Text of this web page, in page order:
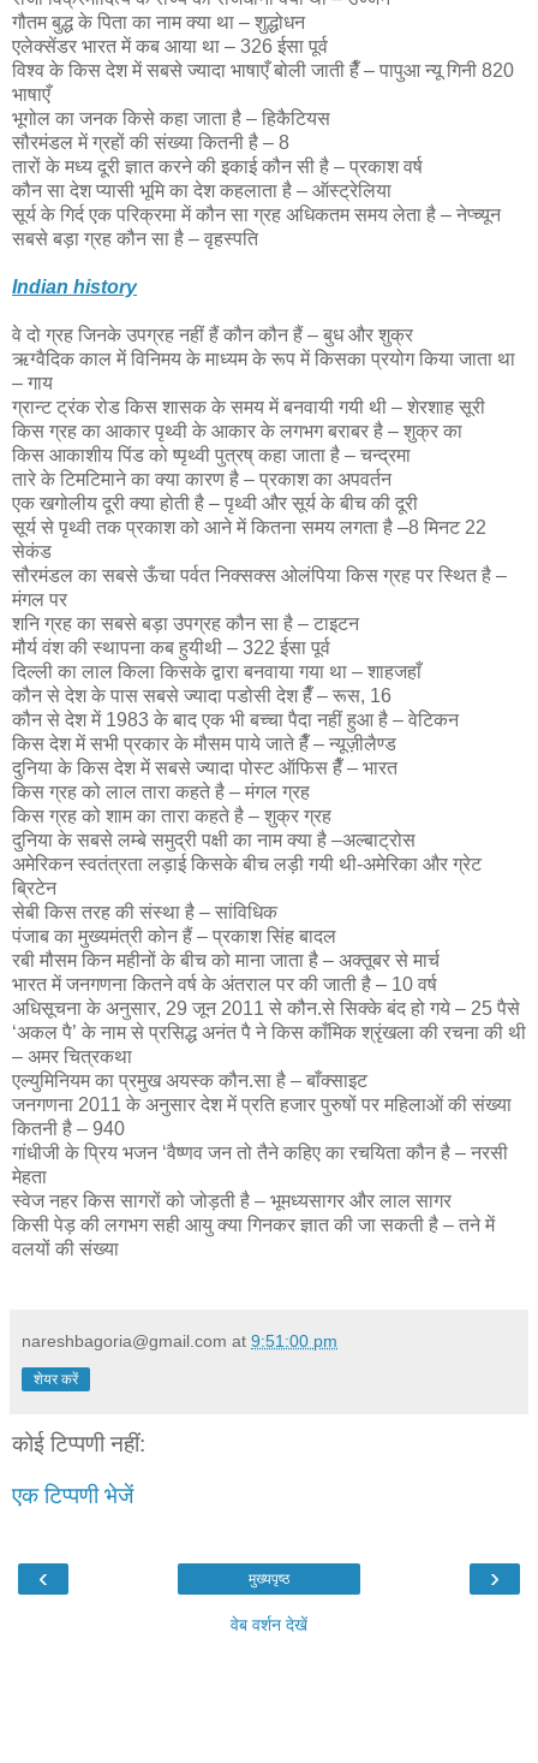
गौतम बुद्ध के पिता का नाम क्या था – शुद्धोधन
एलेक्सेंडर भारत में कब आया था – 326 ईसा पूर्व
विश्व के किस देश में सबसे ज्यादा भाषाएँ बोली जाती हैँ – पापुआ न्यू गिनी 820
भाषाएँ
भूगोल का जनक किसे कहा जाता है – हिकैटियस
सौरमंडल में ग्रहों की संख्या कितनी है – 8
तारों के मध्य दूरी ज्ञात करने की इकाई कौन सी है – प्रकाश वर्ष
कौन सा देश प्यासी भूमि का देश कहलाता है – ऑस्ट्रेलिया
सूर्य के गिर्द एक परिक्रमा में कौन सा ग्रह अधिकतम समय लेता है – नेप्च्यून
सबसे बड़ा ग्रह कौन सा है – वृहस्पति
Indian history
वे दो ग्रह जिनके उपग्रह नहीं हैं कौन कौन हैं – बुध और शुक्र
ऋग्वैदिक काल में विनिमय के माध्यम के रूप में किसका प्रयोग किया जाता था
– गाय
ग्रान्ट ट्रंक रोड किस शासक के समय में बनवायी गयी थी – शेरशाह सूरी
किस ग्रह का आकार पृथ्वी के आकार के लगभग बराबर है – शुक्र का
किस आकाशीय पिंड को ष्पृथ्वी पुत्रष् कहा जाता है – चन्द्रमा
तारे के टिमटिमाने का क्या कारण है – प्रकाश का अपवर्तन
एक खगोलीय दूरी क्या होती है – पृथ्वी और सूर्य के बीच की दूरी
सूर्य से पृथ्वी तक प्रकाश को आने में कितना समय लगता है –8 मिनट 22
सेकंड
सौरमंडल का सबसे ऊँचा पर्वत निक्सक्स ओलंपिया किस ग्रह पर स्थित है –
मंगल पर
शनि ग्रह का सबसे बड़ा उपग्रह कौन सा है – टाइटन
मौर्य वंश की स्थापना कब हुयीथी – 322 ईसा पूर्व
दिल्ली का लाल किला किसके द्वारा बनवाया गया था – शाहजहाँ
कौन से देश के पास सबसे ज्यादा पडोसी देश हैँ – रूस, 16
कौन से देश में 1983 के बाद एक भी बच्चा पैदा नहीं हुआ है – वेटिकन
किस देश में सभी प्रकार के मौसम पाये जाते हैँ – न्यूज़ीलैण्ड
दुनिया के किस देश में सबसे ज्यादा पोस्ट ऑफिस हैँ – भारत
किस ग्रह को लाल तारा कहते है – मंगल ग्रह
किस ग्रह को शाम का तारा कहते है – शुक्र ग्रह
दुनिया के सबसे लम्बे समुद्री पक्षी का नाम क्या है –अल्बाट्रोस
अमेरिकन स्वतंत्रता लड़ाई किसके बीच लड़ी गयी थी-अमेरिका और ग्रेट
ब्रिटेन
सेबी किस तरह की संस्था है – सांविधिक
पंजाब का मुख्यमंत्री कोन हैं – प्रकाश सिंह बादल
रबी मौसम किन महीनों के बीच को माना जाता है – अक्तूबर से मार्च
भारत में जनगणना कितने वर्ष के अंतराल पर की जाती है – 10 वर्ष
अधिसूचना के अनुसार, 29 जून 2011 से कौन.से सिक्के बंद हो गये – 25 पैसे
‘अकल पै’ के नाम से प्रसिद्ध अनंत पै ने किस काँमिक श्रृंखला की रचना की थी
– अमर चित्रकथा
एल्युमिनियम का प्रमुख अयस्क कौन.सा है – बाँक्साइट
जनगणना 2011 के अनुसार देश में प्रति हजार पुरुषों पर महिलाओं की संख्या
कितनी है – 940
गांधीजी के प्रिय भजन ‘वैष्णव जन तो तैने कहिए का रचयिता कौन है – नरसी
मेहता
स्वेज नहर किस सागरों को जोड़ती है – भूमध्यसागर और लाल सागर
किसी पेड़ की लगभग सही आयु क्या गिनकर ज्ञात की जा सकती है – तने में
वलयों की संख्या
nareshbagoria@gmail.com at 9:51:00 pm
शेयर करें
कोई टिप्पणी नहीं:
एक टिप्पणी भेजें
‹ ›
मुख्यपृष्ठ
वेब वर्शन देखें